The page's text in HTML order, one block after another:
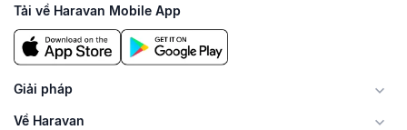
Tải về Haravan Mobile App
Giải pháp
Về Haravan